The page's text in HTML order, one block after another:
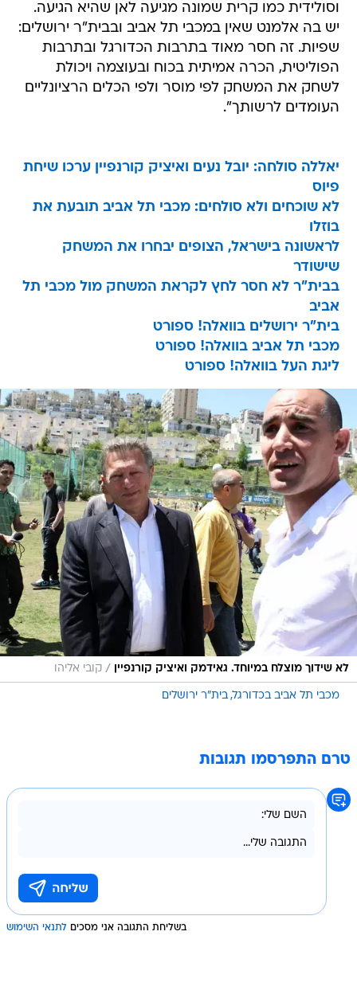
וסולידית כמו קרית שמונה מגיעה לאן שהיא הגיעה.
יש בה אלמנט שאין במכבי תל אביב ובבית"ר ירושלים:
שפיות. זה חסר מאוד בתרבות הכדורגל ובתרבות
הפוליטית, הכרה אמיתית בכוח ובעוצמה ויכולת
לשחק את המשחק לפי מוסר ולפי הכלים הרציונליים
העומדים לרשותך".
יאללה סולחה: יובל נעים ואיציק קורנפיין ערכו שיחת
פיוס
לא שוכחים ולא סולחים: מכבי תל אביב תובעת את
בוזלו
לראשונה בישראל, הצופים יבחרו את המשחק
שישודר
בבית"ר לא חסר לחץ לקראת המשחק מול מכבי תל
אביב
בית"ר ירושלים בוואלה! ספורט
מכבי תל אביב בוואלה! ספורט
ליגת העל בוואלה! ספורט
לא שידוך מוצלח במיוחד. גאידמק ואיציק קורנפיין / קובי אליהו
מכבי תל אביב בכדורגל בית"ר ירושלים
טרם התפרסמו תגובות
בשליחת התגובה אני מסכים לתנאי השימוש